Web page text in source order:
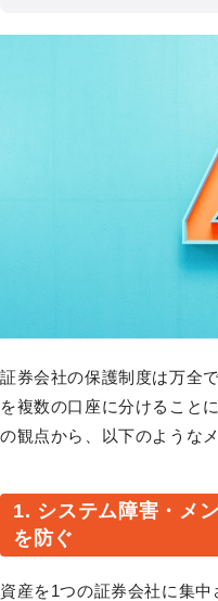
証券会社の保護制度は万全
を複数の口座に分けること
の観点から、以下のような
1. システム障害・メ
を防ぐ
資産を1つの証券会社に集